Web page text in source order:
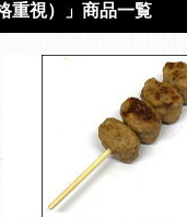
重視）」商品一覧